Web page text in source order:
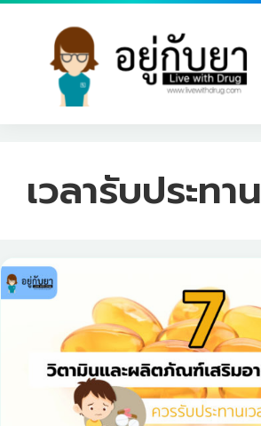
เวลารับประทาน